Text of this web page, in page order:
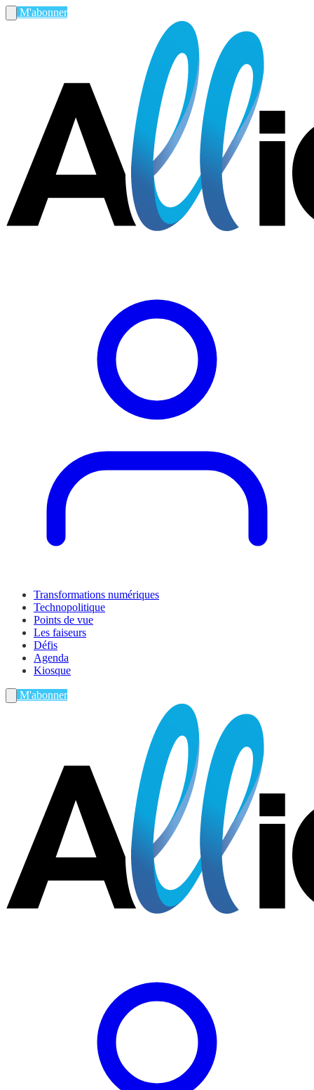
M'abonner
Transformations numériques
Technopolitique
Points de vue
Les faiseurs
Défis
Agenda
Kiosque
M'abonner